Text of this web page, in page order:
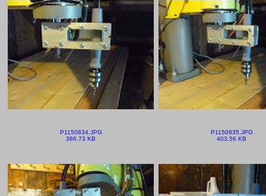
P1150834.JPG
366.73 KB
P1150835.JPG
403.56 KB